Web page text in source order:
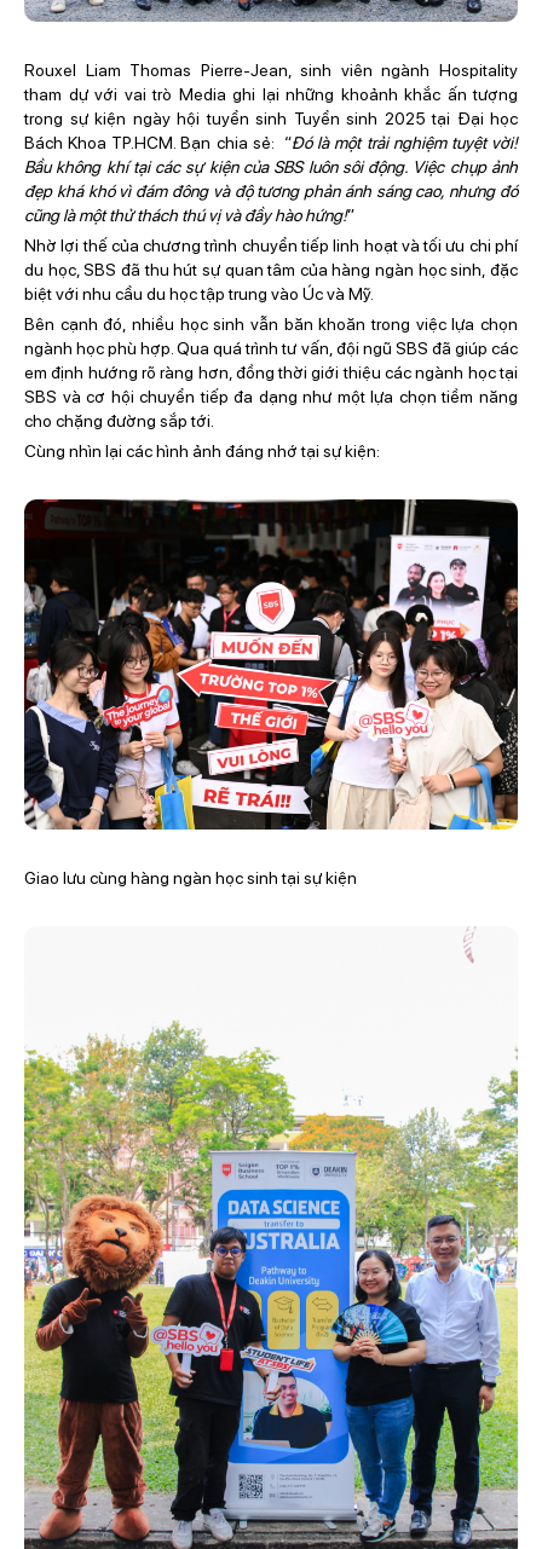
Rouxel Liam Thomas Pierre-Jean, sinh viên ngành Hospitality
tham dự với vai trò Media ghi lại những khoảnh khắc ấn tượng
trong sự kiện ngày hội tuyển sinh Tuyển sinh 2025 tại Đại học
Bách Khoa TP.HCM. Bạn chia sẻ: “Đó là một trải nghiệm tuyệt vời!
Bầu không khí tại các sự kiện của SBS luôn sôi động. Việc chụp ảnh
đẹp khá khó vì đám đông và độ tương phản ánh sáng cao, nhưng đó
cũng là một thử thách thú vị và đầy hào hứng!”
Nhờ lợi thế của chương trình chuyển tiếp linh hoạt và tối ưu chi phí
du học, SBS đã thu hút sự quan tâm của hàng ngàn học sinh, đặc
biệt với nhu cầu du học tập trung vào Úc và Mỹ.
Bên cạnh đó, nhiều học sinh vẫn băn khoăn trong việc lựa chọn
ngành học phù hợp. Qua quá trình tư vấn, đội ngũ SBS đã giúp các
em định hướng rõ ràng hơn, đồng thời giới thiệu các ngành học tại
SBS và cơ hội chuyển tiếp đa dạng như một lựa chọn tiềm năng
cho chặng đường sắp tới.
Cùng nhìn lại các hình ảnh đáng nhớ tại sự kiện:
Giao lưu cùng hàng ngàn học sinh tại sự kiện